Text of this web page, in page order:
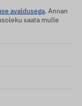
avaldusega. Annan
saata mulle